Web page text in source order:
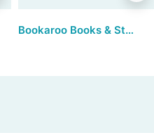
Bookaroo Books & Stuff Pouch - Fern